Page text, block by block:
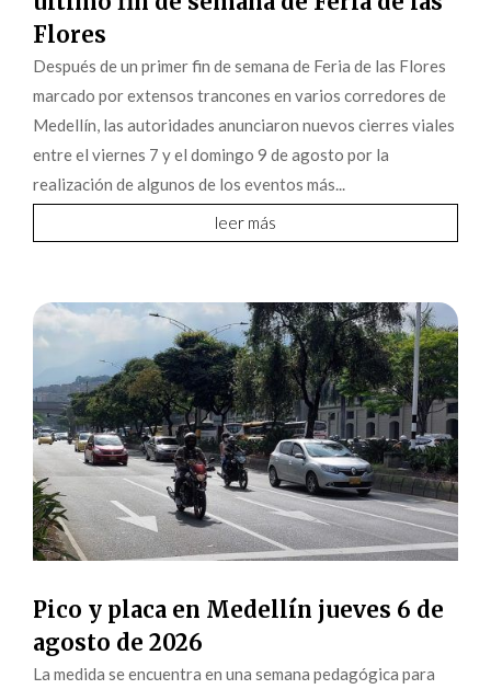
Flores
Después de un primer fin de semana de Feria de las Flores
marcado por extensos trancones en varios corredores de
Medellín, las autoridades anunciaron nuevos cierres viales
entre el viernes 7 y el domingo 9 de agosto por la
realización de algunos de los eventos más...
leer más
Pico y placa en Medellín jueves 6 de
agosto de 2026
La medida se encuentra en una semana pedagógica para